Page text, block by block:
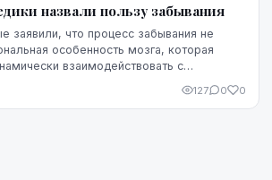
назвали пользу забывания
заявили, что процесс забывания не
особенность мозга, которая
взаимодействовать с
127 0 0